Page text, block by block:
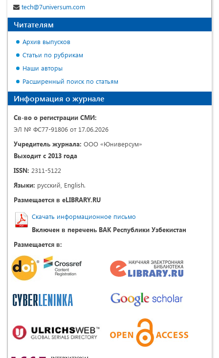
tech@7universum.com
Читателям
Архив выпусков
Статьи по рубрикам
Наши авторы
Расширенный поиск по статьям
Информация о журнале
Св-во о регистрации СМИ:
ЭЛ № ФС77-91806 от 17.06.2026
Учредитель журнала: ООО «Юниверсум»
Выходит с 2013 года
ISSN: 2311-5122
Языки: русский, English.
Размещается в eLIBRARY.RU
Скачать информационное письмо
Включен в перечень ВАК Республики Узбекистан
Размещается в: